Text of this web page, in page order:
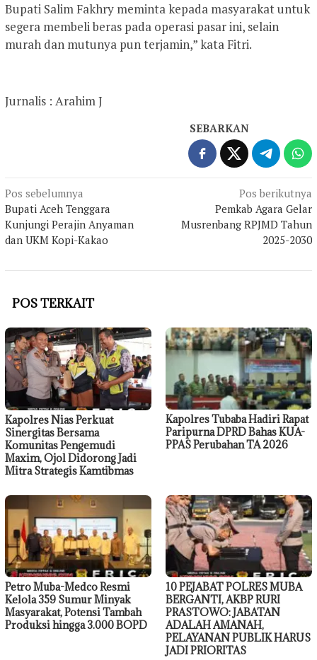
Bupati Salim Fakhry meminta kepada masyarakat untuk
segera membeli beras pada operasi pasar ini, selain
murah dan mutunya pun terjamin,” kata Fitri.
Jurnalis : Arahim J
SEBARKAN
Navigasi
pos
Pos sebelumnya
Bupati Aceh Tenggara
Kunjungi Perajin Anyaman
dan UKM Kopi-Kakao
Pos berikutnya
Pemkab Agara Gelar
Musrenbang RPJMD Tahun
2025-2030
POS TERKAIT
Kapolres Nias Perkuat
Sinergitas Bersama
Komunitas Pengemudi
Maxim, Ojol Didorong Jadi
Mitra Strategis Kamtibmas
Kapolres Tubaba Hadiri Rapat
Paripurna DPRD Bahas KUA-
PPAS Perubahan TA 2026
Petro Muba-Medco Resmi
Kelola 359 Sumur Minyak
Masyarakat, Potensi Tambah
Produksi hingga 3.000 BOPD
10 PEJABAT POLRES MUBA
BERGANTI, AKBP RURI
PRASTOWO: JABATAN
ADALAH AMANAH,
PELAYANAN PUBLIK HARUS
JADI PRIORITAS